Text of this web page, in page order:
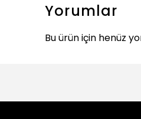
Yorumlar
Bu ürün için henüz